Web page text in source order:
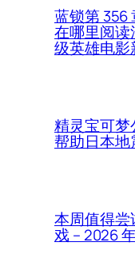
蓝锁第 356
在哪里阅读
级英雄电影
精灵宝可梦
帮助日本地
本周值得尝
戏 – 2026